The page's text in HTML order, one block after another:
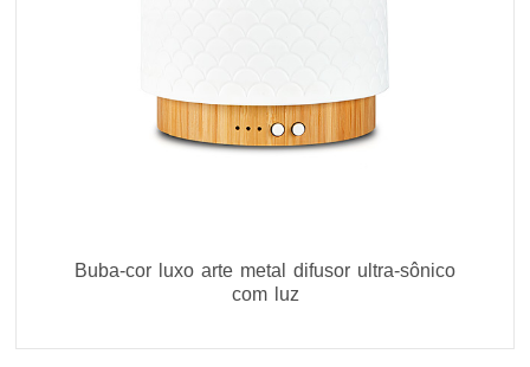
Buba-cor luxo arte metal difusor ultra-sônico
com luz